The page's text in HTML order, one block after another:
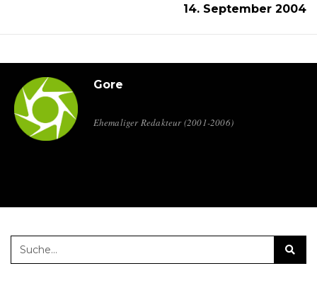
14. September 2004
Gore
Ehemaliger Redakteur (2001-2006)